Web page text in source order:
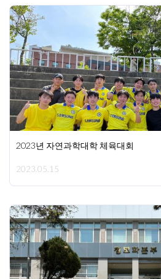
2023년 자연과학대학 체육대회
2023.05.15